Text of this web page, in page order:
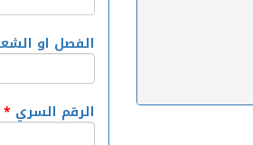
الفصل او
الرقم السري *